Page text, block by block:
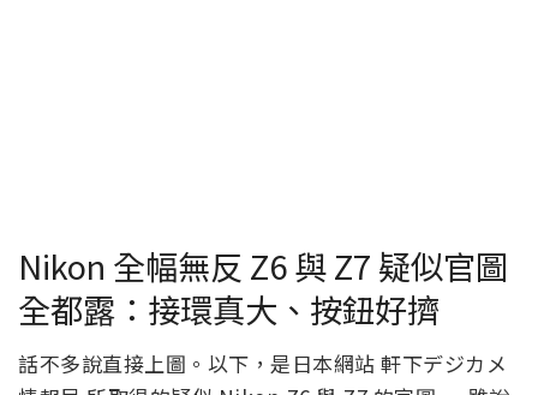
Nikon 全幅無反 Z6 與 Z7 疑似官圖
全都露：接環真大、按鈕好擠
話不多說直接上圖。以下，是日本網站 軒下デジカメ